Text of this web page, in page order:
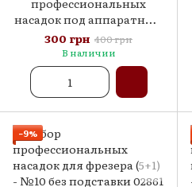
профессиональных
насадок под аппаратный
маникюр и педикюр -
комплект 30шт.
300 грн 400 грн
В наличии
−9%